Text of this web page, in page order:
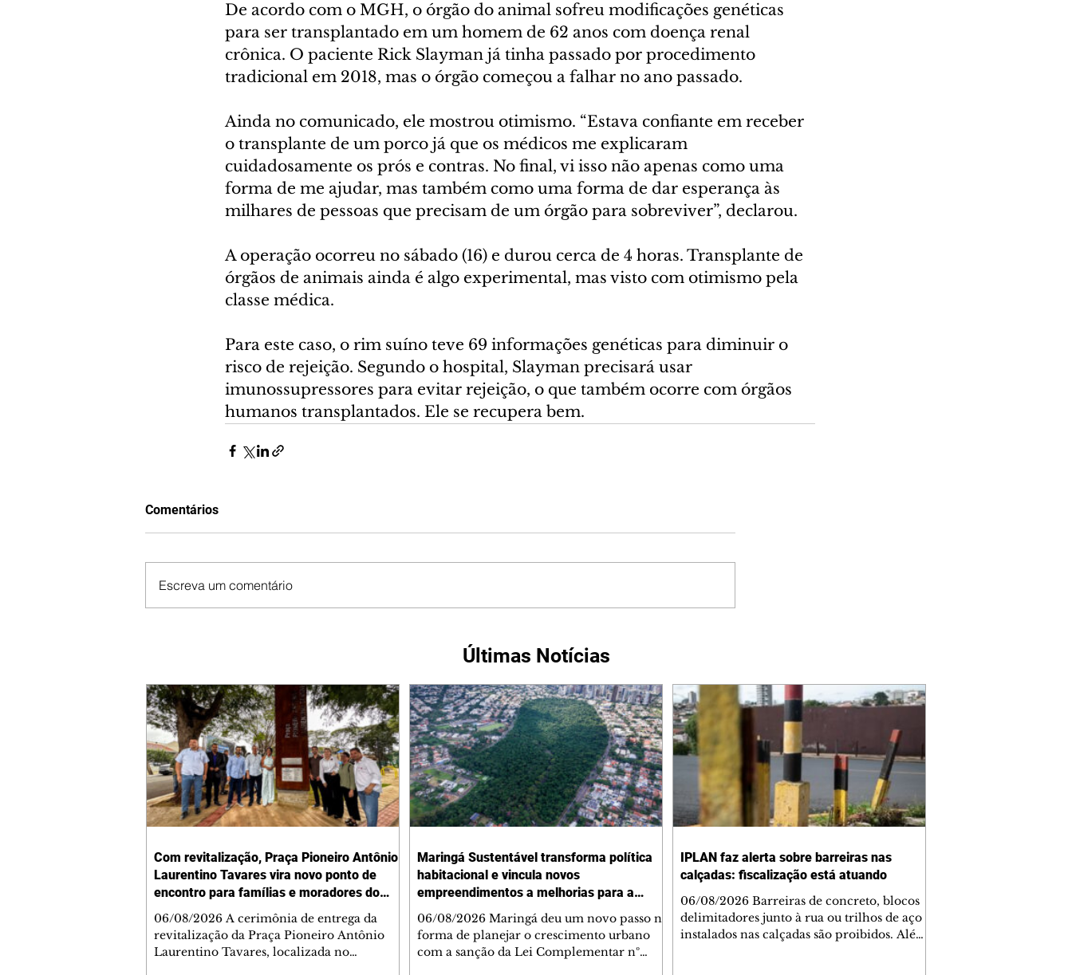
De acordo com o MGH, o órgão do animal sofreu modificações genéticas
para ser transplantado em um homem de 62 anos com doença renal
crônica. O paciente Rick Slayman já tinha passado por procedimento
tradicional em 2018, mas o órgão começou a falhar no ano passado.
Ainda no comunicado, ele mostrou otimismo. “Estava confiante em receber
o transplante de um porco já que os médicos me explicaram
cuidadosamente os prós e contras. No final, vi isso não apenas como uma
forma de me ajudar, mas também como uma forma de dar esperança às
milhares de pessoas que precisam de um órgão para sobreviver”, declarou.
A operação ocorreu no sábado (16) e durou cerca de 4 horas. Transplante de
órgãos de animais ainda é algo experimental, mas visto com otimismo pela
classe médica.
Para este caso, o rim suíno teve 69 informações genéticas para diminuir o
risco de rejeição. Segundo o hospital, Slayman precisará usar
imunossupressores para evitar rejeição, o que também ocorre com órgãos
humanos transplantados. Ele se recupera bem.
Comentários
Escreva um comentário
Últimas Notícias
Com revitalização, Praça Pioneiro Antônio
Laurentino Tavares vira novo ponto de
encontro para famílias e moradores do
Jardim Liberdade
06/08/2026 A cerimônia de entrega da
revitalização da Praça Pioneiro Antônio
Laurentino Tavares, localizada no
Maringá Sustentável transforma política
habitacional e vincula novos
empreendimentos a melhorias para a
cidade
06/08/2026 Maringá deu um novo passo na
forma de planejar o crescimento urbano
com a sanção da Lei Complementar nº
IPLAN faz alerta sobre barreiras nas
calçadas: fiscalização está atuando
06/08/2026 Barreiras de concreto, blocos
delimitadores junto à rua ou trilhos de aço
instalados nas calçadas são proibidos. Além